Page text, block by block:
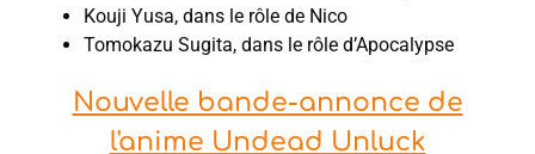
Kouji Yusa, dans le rôle de Nico
Tomokazu Sugita, dans le rôle d’Apocalypse
Nouvelle bande-annonce de
l'anime Undead Unluck